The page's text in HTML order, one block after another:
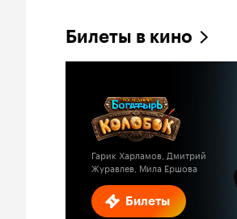
Билеты в кино
Билеты
Гарик Харламов, Дмитрий
Журавлев, Мила Ершова